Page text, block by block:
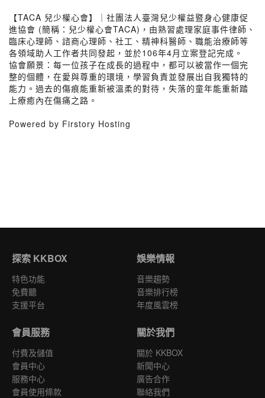
【TACA 兒少權心會】｜社團法人臺灣兒少權益暨身心健康促
進協會 (簡稱：兒少權心會TACA)，由熟習處理家庭事件律師、
臨床心理師、諮商心理師、社工、精神科醫師、職能治療師等
各領域助人工作者共同發起，並於106年4月立案登記完成。
協會願景：每一位孩子在成長的過程中，都可以被當作一個完
整的個體，在愛與尊重的環境，學習負責並發展出自我獨特的
能力。過去的傷痕能重新被溫柔的對待，失落的童年能重新踏
上療癒內在傷痛之路。
Powered by Firstory Hosting
探索 KKBOX
特色功能
免費聽
支援平台
娛樂情報
音樂趨勢
音樂排行榜
年度風雲榜
會員服務
付費及儲值
會員中心
服務中心
會員使用條款
關於我們
關於 KKBOX
新聞中心
廣告合作
聯絡我們